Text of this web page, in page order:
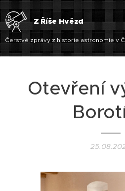
Z Říše Hvězd
Čerstvé zprávy z historie astronomie v
Otevření